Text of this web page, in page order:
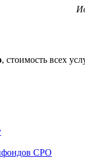
, стоимость всех
СРО